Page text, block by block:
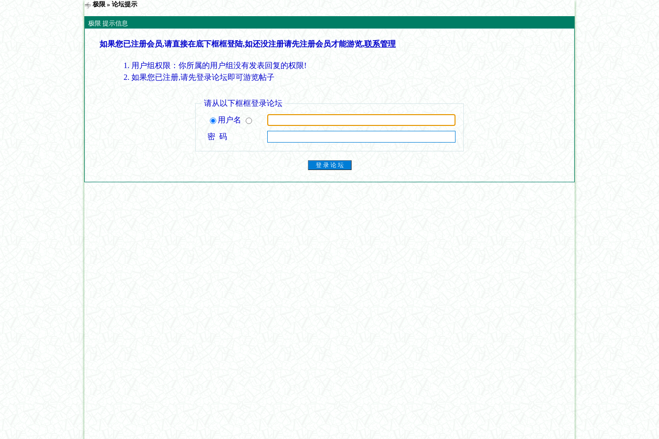
极限 » 论坛提示
极限 提示信息
如果您已注册会员,请直接在底下框框登陆,如还没注册请先注册会员才能游览,联系管理
用户组权限：你所属的用户组没有发表回复的权限!
如果您已注册,请先登录论坛即可游览帖子
请从以下框框登录论坛
用户名
密 码